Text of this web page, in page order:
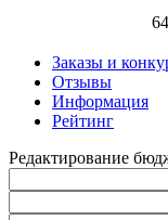
Заказы и
Отзывы
Информация
Рейтинг
Редактирование